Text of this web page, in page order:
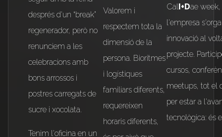
després d'un “break”
regenerador, però no
renunciem a les
celebracions amb
bons arrossos i
postres carregats de
sucre i xocolata.
Tenim l'oficina en un
Valorem i
respectem tota la
dimensió de la
persona. Bioritmes
i logístiques
familiars diferents,
requereixen
horaris diferents,
CalI+Dae
l'empresa
innovació al
projecte.
cursos,
meetups, tot el
per estar a
tecnològica: és